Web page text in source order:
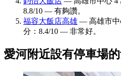
8.8/10 — 有夠讚。
福容大飯店高雄 — 高雄市中
分：8.4/10 — 非常好。
愛河附近設有停車場